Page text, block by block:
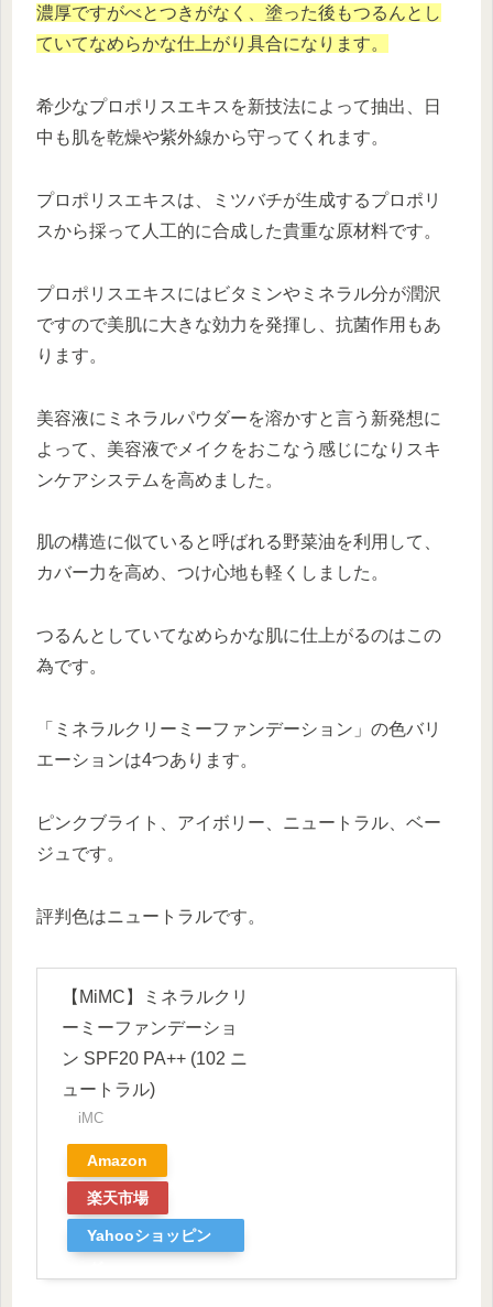
濃厚ですがべとつきがなく、塗った後もつるんとし
ていてなめらかな仕上がり具合になります。
希少なプロポリスエキスを新技法によって抽出、日
中も肌を乾燥や紫外線から守ってくれます。
プロポリスエキスは、ミツバチが生成するプロポリ
スから採って人工的に合成した貴重な原材料です。
プロポリスエキスにはビタミンやミネラル分が潤沢
ですので美肌に大きな効力を発揮し、抗菌作用もあ
ります。
美容液にミネラルパウダーを溶かすと言う新発想に
よって、美容液でメイクをおこなう感じになりスキ
ンケアシステムを高めました。
肌の構造に似ていると呼ばれる野菜油を利用して、
カバー力を高め、つけ心地も軽くしました。
つるんとしていてなめらかな肌に仕上がるのはこの
為です。
「ミネラルクリーミーファンデーション」の色バリ
エーションは4つあります。
ピンクブライト、アイボリー、ニュートラル、ベー
ジュです。
評判色はニュートラルです。
【MiMC】ミネラルクリ
ーミーファンデーショ
ン SPF20 PA++ (102 ニ
ュートラル)
iMC
Amazon
楽天市場
Yahooショッピン